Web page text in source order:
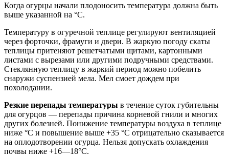
Когда огурцы начали плодоносить температура должна быть
выше указанной на °C.
Температуру в огуречной теплице регулируют вентиляцией
через форточки, фрамуги и двери. В жаркую погоду скаты
теплицы притеняют решетчатыми щитами, картонными
листами с вырезами или другими подручными средствами.
Стеклянную теплицу в жаркий период можно побелить
снаружи суспензией мела. Мел смоет дождем при
похолодании.
Резкие перепады температуры в течение суток губительны
для огурцов — перепады причина корневой гнили и многих
других болезней. Понижение температуры воздуха в теплице
ниже °C и повышение выше +35 °C отрицательно сказывается
на оплодотворении огурца. Нельзя допускать охлаждения
почвы ниже +16—18°C.